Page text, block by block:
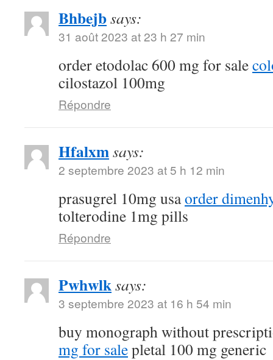
Bhbejbsays:
31 août 2023 at 23 h 27 min
order etodolac 600 mg for sale
cilostazol 100mg
Répondre
Hfalxmsays:
2 septembre 2023 at 5 h 12 min
prasugrel 10mg usaorder
tolterodine 1mg pills
Répondre
Pwhwlksays:
3 septembre 2023 at 16 h 54 min
buy monograph without
mg for salepletal 100 mg generic